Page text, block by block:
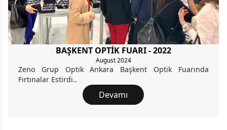
BAŞKENT OPTİK FUARI - 2022
August 2024
Zeno Grup Optik Ankara Başkent Optik Fuarında
Fırtınalar Estirdi..
Devamı